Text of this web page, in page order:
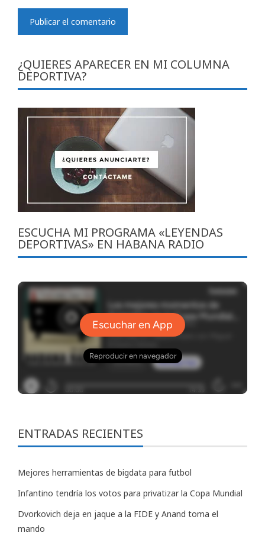
¿QUIERES APARECER EN MI COLUMNA
DEPORTIVA?
ESCUCHA MI PROGRAMA «LEYENDAS
DEPORTIVAS» EN HABANA RADIO
ENTRADAS RECIENTES
Mejores herramientas de bigdata para futbol
Infantino tendría los votos para privatizar la Copa Mundial
Dvorkovich deja en jaque a la FIDE y Anand toma el
mando